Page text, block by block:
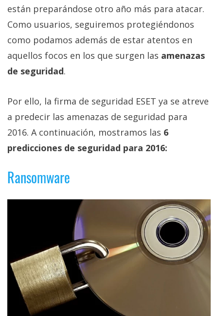
Profesional
+
Más
temas
Foros
Contacto
nosotros
de
privacidad
/
Aviso
Legal
están preparándose otro año más para atacar.
Como usuarios, seguiremos protegiéndonos
como podamos además de estar atentos en
aquellos focos en los que surgen las amenazas
de seguridad.
Por ello, la firma de seguridad ESET ya se atreve
a predecir las amenazas de seguridad para
2016. A continuación, mostramos las 6
predicciones de seguridad para 2016:
Ransomware